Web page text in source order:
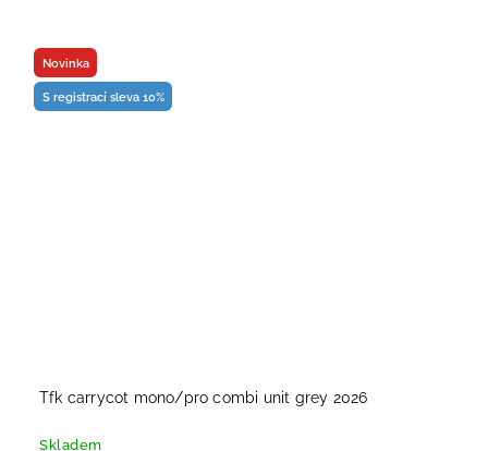
Novinka
S registrací sleva 10%
Tfk carrycot mono/pro combi unit grey 2026
Skladem